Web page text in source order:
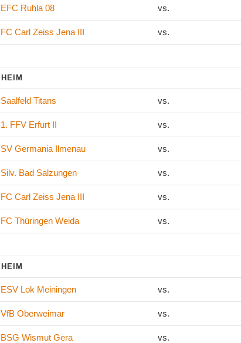
EFC Ruhla 08 vs.
FC Carl Zeiss Jena III vs.
HEIM
Saalfeld Titans vs.
1. FFV Erfurt II vs.
SV Germania Ilmenau vs.
Silv. Bad Salzungen vs.
FC Carl Zeiss Jena III vs.
FC Thüringen Weida vs.
HEIM
ESV Lok Meiningen vs.
VfB Oberweimar vs.
BSG Wismut Gera vs.